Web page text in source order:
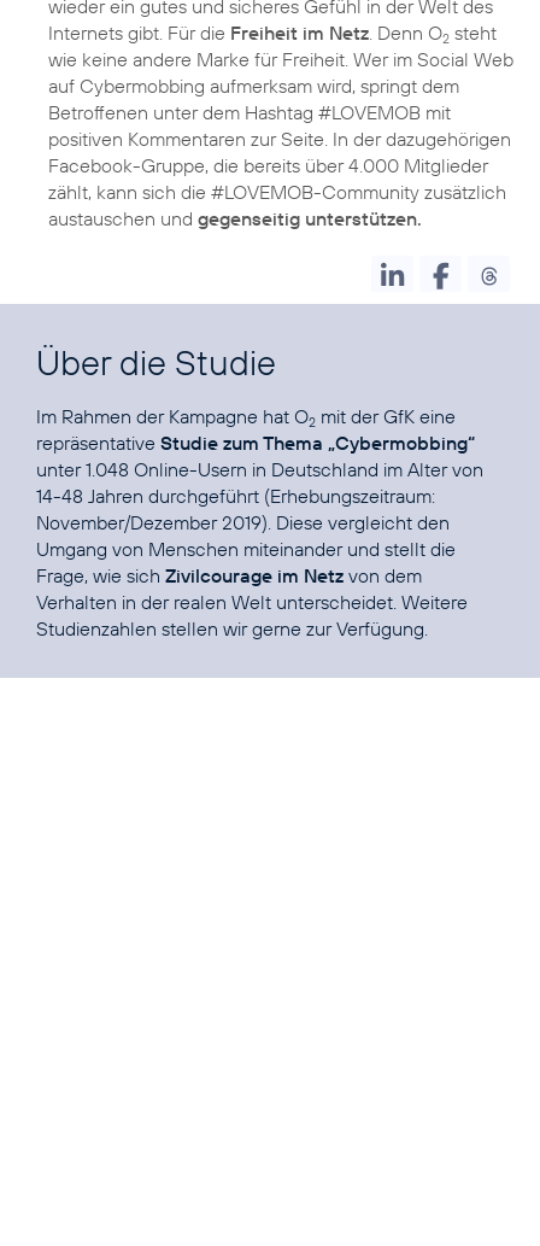
wieder ein gutes und sicheres Gefühl in der Welt des
Internets gibt. Für die Freiheit im Netz. Denn O2 steht
wie keine andere Marke für Freiheit. Wer im Social Web
auf Cybermobbing aufmerksam wird, springt dem
Betroffenen unter dem Hashtag #LOVEMOB mit
positiven Kommentaren zur Seite. In der dazugehörigen
Facebook-Gruppe, die bereits über 4.000 Mitglieder
zählt, kann sich die #LOVEMOB-Community zusätzlich
austauschen und
Über die Studie
Im Rahmen der Kampagne hat O2 mit der GfK eine
repräsentative Studie zum Thema „Cybermobbing“
unter 1.048 Online-Usern in Deutschland im Alter von
14-48 Jahren durchgeführt (Erhebungszeitraum:
November/Dezember 2019). Diese vergleicht den
Umgang von Menschen miteinander und stellt die
Frage, wie sich Zivilcourage im Netz von dem
Verhalten in der realen Welt unterscheidet. Weitere
Studienzahlen stellen wir gerne zur Verfügung.